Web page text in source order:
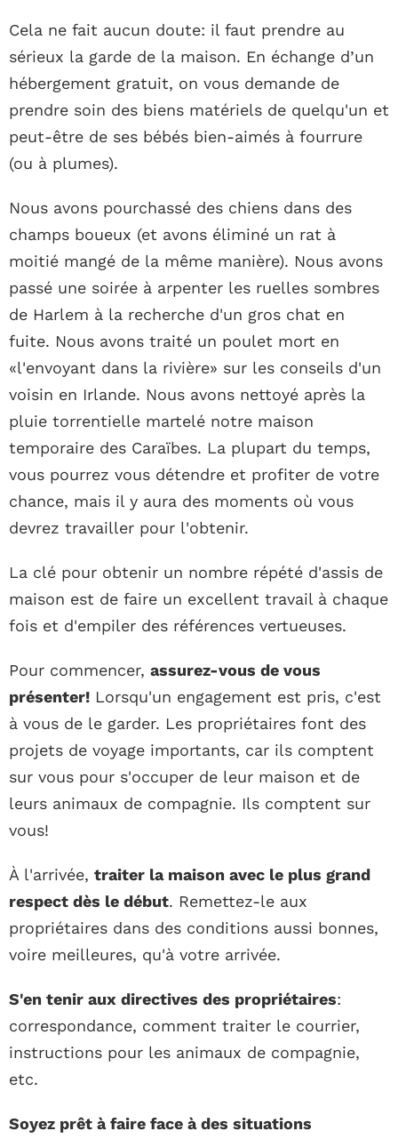
Cela ne fait aucun doute: il faut prendre au
sérieux la garde de la maison. En échange d’un
hébergement gratuit, on vous demande de
prendre soin des biens matériels de quelqu'un et
peut-être de ses bébés bien-aimés à fourrure
(ou à plumes).
Nous avons pourchassé des chiens dans des
champs boueux (et avons éliminé un rat à
moitié mangé de la même manière). Nous avons
passé une soirée à arpenter les ruelles sombres
de Harlem à la recherche d'un gros chat en
fuite. Nous avons traité un poulet mort en
«l'envoyant dans la rivière» sur les conseils d'un
voisin en Irlande. Nous avons nettoyé après la
pluie torrentielle martelé notre maison
temporaire des Caraïbes. La plupart du temps,
vous pourrez vous détendre et profiter de votre
chance, mais il y aura des moments où vous
devrez travailler pour l'obtenir.
La clé pour obtenir un nombre répété d'assis de
maison est de faire un excellent travail à chaque
fois et d'empiler des références vertueuses.
Pour commencer, assurez-vous de vous
présenter! Lorsqu'un engagement est pris, c'est
à vous de le garder. Les propriétaires font des
projets de voyage importants, car ils comptent
sur vous pour s'occuper de leur maison et de
leurs animaux de compagnie. Ils comptent sur
vous!
À l'arrivée, traiter la maison avec le plus grand
respect dès le début. Remettez-le aux
propriétaires dans des conditions aussi bonnes,
voire meilleures, qu'à votre arrivée.
S'en tenir aux directives des propriétaires:
correspondance, comment traiter le courrier,
instructions pour les animaux de compagnie,
etc.
Soyez prêt à faire face à des situations